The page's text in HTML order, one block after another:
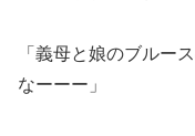
「義母と娘のブルー
なーーー」